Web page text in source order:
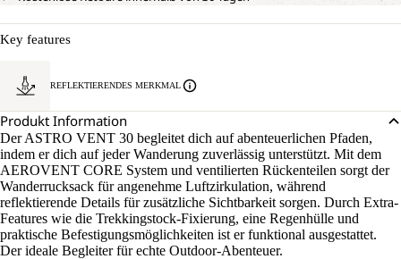
Key features
REFLEKTIERENDES MERKMAL
Produkt Information
Der ASTRO VENT 30 begleitet dich auf abenteuerlichen Pfaden,
indem er dich auf jeder Wanderung zuverlässig unterstützt. Mit dem
AEROVENT CORE System und ventilierten Rückenteilen sorgt der
Wanderrucksack für angenehme Luftzirkulation, während
reflektierende Details für zusätzliche Sichtbarkeit sorgen. Durch Extra-
Features wie die Trekkingstock-Fixierung, eine Regenhülle und
praktische Befestigungsmöglichkeiten ist er funktional ausgestattet.
Der ideale Begleiter für echte Outdoor-Abenteuer.